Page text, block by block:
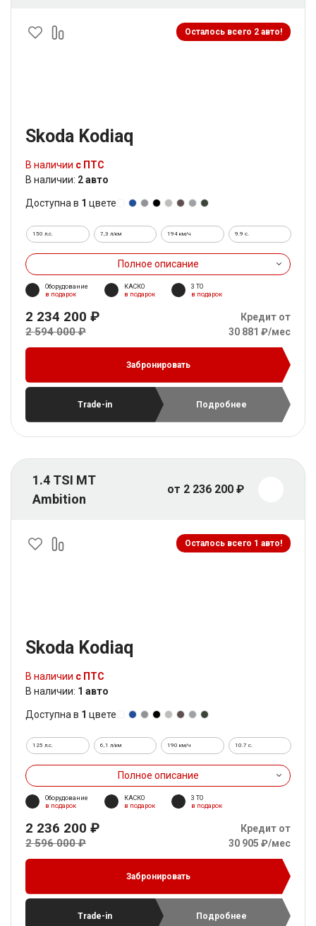
Осталось всего 2 авто!
Skoda Kodiaq
В наличии с ПТС
В наличии: 2 авто
Доступна в 1 цвете
150 л.с. 7,3 л/км 194 км/ч 9.9 c.
Полное описание
Оборудование
в подарок
КАСКО
в подарок
3 ТО
в подарок
2 234 200 ₽
2 594 000 ₽
Кредит от
30 881 ₽/мес
Забронировать
Trade-in Подробнее
1.4 TSI MT
Ambition
от 2 236 200 ₽
Осталось всего 1 авто!
Skoda Kodiaq
В наличии с ПТС
В наличии: 1 авто
Доступна в 1 цвете
125 л.с. 6,1 л/км 190 км/ч 10.7 c.
Полное описание
Оборудование
в подарок
КАСКО
в подарок
3 ТО
в подарок
2 236 200 ₽
2 596 000 ₽
Кредит от
30 905 ₽/мес
Забронировать
Trade-in Подробнее